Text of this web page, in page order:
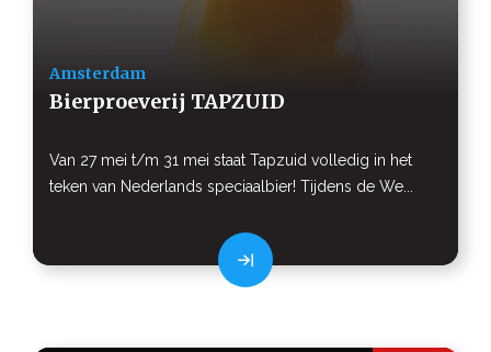
Amsterdam
Bierproeverij TAPZUID
Van 27 mei t/m 31 mei staat Tapzuid volledig in het
teken van Nederlands speciaalbier! Tijdens de We...